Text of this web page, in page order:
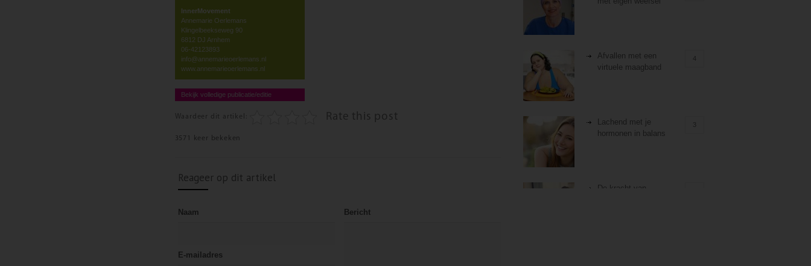
InnerMovement
Annemarie Oerlemans
Klingelbeekseweg 90
6812 DJ Arnhem
06-42123893
info@annemarieoerlemans.nl
www.annemarieoerlemans.nl
Bekijk volledige publicatie/editie
Waardeer dit artikel: Rate this post
3571 keer bekeken
Reageer op dit artikel
Naam
E-mailadres
Bericht
Afvallen met een
virtuele maagband
4
Lachend met je
hormonen in balans
3
De kracht van